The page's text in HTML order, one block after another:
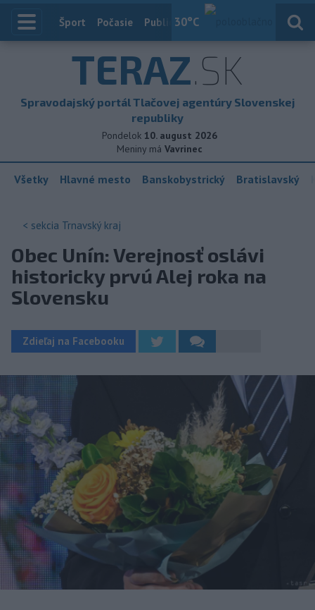
30°C
Index
Šport Počasie Publicistika
TERAZ.SK
Spravodajský portál Tlačovej agentúry Slovenskej
republiky
Pondelok 10. august 2026
Meniny má Vavrinec
Všetky Hlavné mesto Banskobystrický Bratislavský
< sekcia Trnavský kraj
Obec Unín: Verejnosť oslávi
historicky prvú Alej roka na
Slovensku
Zdieľaj na Facebooku